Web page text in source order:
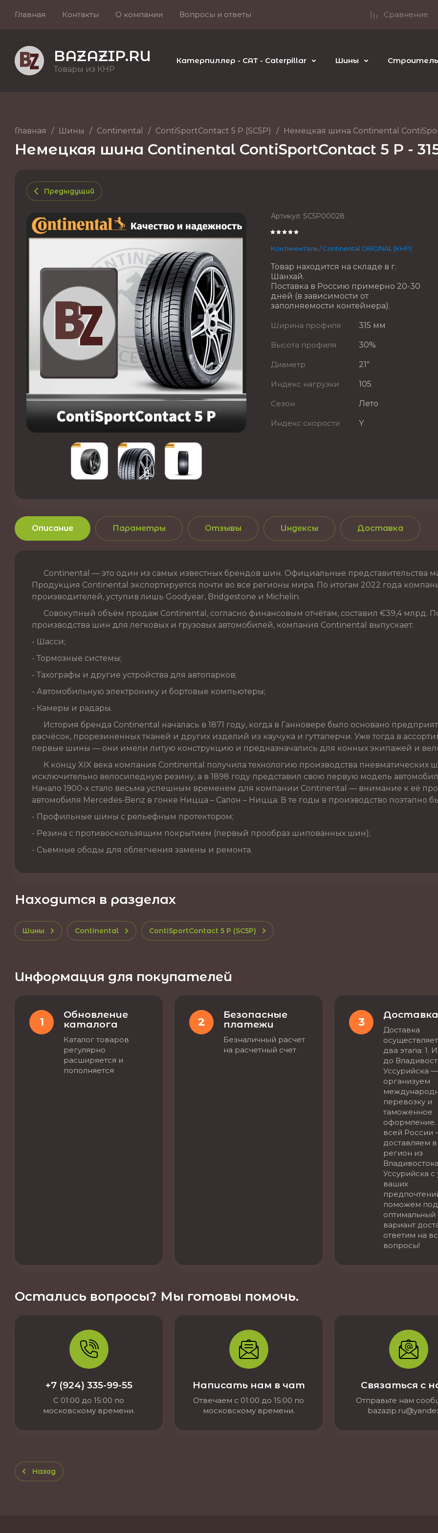
Главная Контакты О компании Вопросы и ответы Сравнение
BAZAZIP.RU
Товары из КНР
Катерпиллер - CAT - Caterpillar Шины
Главная / Шины / Continental / ContiSportContact 5 P (SC5P) / Немецкая шина Continental
Немецкая шина Continental ContiSportContact 5 P -
Предыдущий
Артикул: SC5P00028
Континенталь / Continental ORIGINAL (КНР)
Товар находится на складе в г.
Шанхай.
Поставка в Россию примерно 20-30
дней (в зависимости от
заполняемости контейнера).
Ширина профиля 315 мм
Высота профиля 30%
Диаметр 21"
Индекс нагрузки 105
Сезон Лето
Индекс скорости Y
Описание Параметры Отзывы Индексы Доставка
Continental — это один из самых известных брендов шин. Официальные представительства
Продукция Continental экспортируется почти во все регионы мира. По итогам 2022 года
производителей, уступив лишь Goodyear, Bridgestone и Michelin.
Совокупный объём продаж Continental, согласно финансовым отчётам, составил €39,4 млрд.
производства шин для легковых и грузовых автомобилей, компания Continental выпускает:
- Шасси;
- Тормозные системы;
- Тахографы и другие устройства для автопарков;
- Автомобильную электронику и бортовые компьютеры;
- Камеры и радары.
История бренда Continental началась в 1871 году, когда в Ганновере было основано
расчёсок, прорезиненных тканей и других изделий из каучука и гуттаперчи. Уже тогда в
первые шины — они имели литую конструкцию и предназначались для конных экипажей и
К концу XIX века компания Continental получила технологию производства пневматических
исключительно велосипедную резину, а в 1898 году представил свою первую модель
Начало 1900-х стало весьма успешным временем для компании Continental — внимание к её
автомобиля Mercedes-Benz в гонке Ницца – Салон – Ницца. В те годы в производство поэтапно
- Профильные шины с рельефным протектором;
- Резина с противоскользящим покрытием (первый прообраз шипованных шин);
- Съемные ободы для облегчения замены и ремонта.
Находится в разделах
Шины Continental ContiSportContact 5 P (SC5P)
Информация для покупателей
1
Обновление
каталога
Каталог товаров
регулярно
расширяется и
пополняется
2
Безопасные
платежи
Безналичный расчет
на расчетный счет
3
Доставка
Доставка
два этапа: 1.
до
Уссурийска —
организуем
перевозку и
таможенное
оформление.
всей России
доставляем
регион из
Уссурийска с
ваших
поможем
оптимальный
вариант
ответим на
вопросы!
Остались вопросы? Мы готовы помочь.
+7 (924) 335-99-55
С 01:00 до 15:00 по
московскому времени.
Написать нам в чат
Отвечаем с 01:00 до 15:00 по
московскому времени.
Связаться с
Отправьте нам
Назад